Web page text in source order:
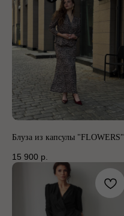
Блуза из капсулы "FLOWERS"
15 900 р.